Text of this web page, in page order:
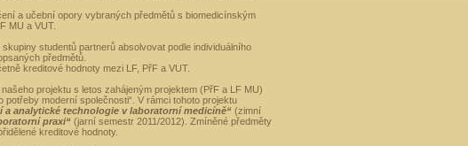
a učební opory vybraných předmětů s biomedicínským
MU a VUT.
studentů partnerů absolvovat podle individuálního
předmětů.
kreditové hodnoty mezi LF, PřF a VUT.
projektu s letos zahájeným projektem (PřF a LF MU)
moderní společnosti“. V rámci tohoto projektu
analytické technologie v laboratorní medicíně“ (zimní
praxi“ (jarní semestr 2011/2012). Zmíněné předměty
kreditové hodnoty.